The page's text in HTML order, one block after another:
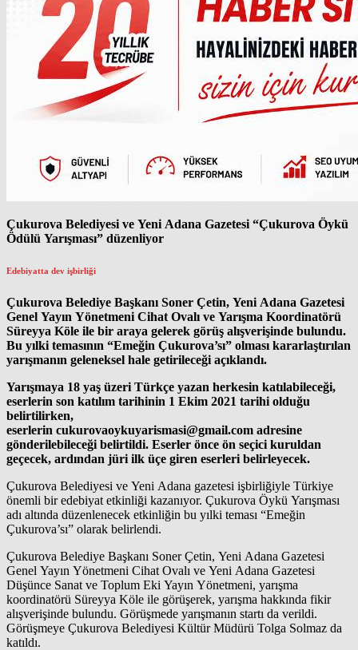
Çukurova Belediyesi ve Yeni Adana Gazetesi “Çukurova Öykü
Ödülü Yarışması” düzenliyor
Edebiyatta dev işbirliği
Çukurova Belediye Başkanı Soner Çetin, Yeni Adana Gazetesi
Genel Yayın Yönetmeni Cihat Ovalı ve Yarışma Koordinatörü
Süreyya Köle ile bir araya gelerek görüş alışverişinde bulundu.
Bu yılki temasının “Emeğin Çukurova’sı” olması kararlaştırılan
yarışmanın geleneksel hale getirileceği açıklandı.
Yarışmaya 18 yaş üzeri Türkçe yazan herkesin katılabileceği,
eserlerin son katılım tarihinin 1 Ekim 2021 tarihi olduğu
belirtilirken,
eserlerin cukurovaoykuyarismasi@gmail.com adresine
gönderilebileceği belirtildi. Eserler önce ön seçici kuruldan
geçecek, ardından jüri ilk üçe giren eserleri belirleyecek.
Çukurova Belediyesi ve Yeni Adana gazetesi işbirliğiyle Türkiye
önemli bir edebiyat etkinliği kazanıyor. Çukurova Öykü Yarışması
adı altında düzenlenecek etkinliğin bu yılki teması “Emeğin
Çukurova’sı” olarak belirlendi.
Çukurova Belediye Başkanı Soner Çetin, Yeni Adana Gazetesi
Genel Yayın Yönetmeni Cihat Ovalı ve Yeni Adana Gazetesi
Düşünce Sanat ve Toplum Eki Yayın Yönetmeni, yarışma
koordinatörü Süreyya Köle ile görüşerek, yarışma hakkında fikir
alışverişinde bulundu. Görüşmede yarışmanın startı da verildi.
Görüşmeye Çukurova Belediyesi Kültür Müdürü Tolga Solmaz da
katıldı.